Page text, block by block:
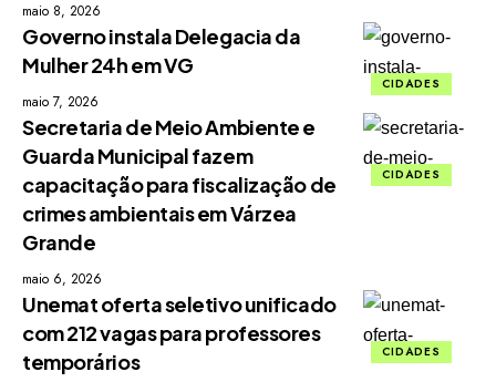
maio 8, 2026
CIDADES
Governo instala Delegacia da
Mulher 24h em VG
maio 7, 2026
CIDADES
Secretaria de Meio Ambiente e
Guarda Municipal fazem
capacitação para fiscalização de
crimes ambientais em Várzea
Grande
maio 6, 2026
CIDADES
Unemat oferta seletivo unificado
com 212 vagas para professores
temporários